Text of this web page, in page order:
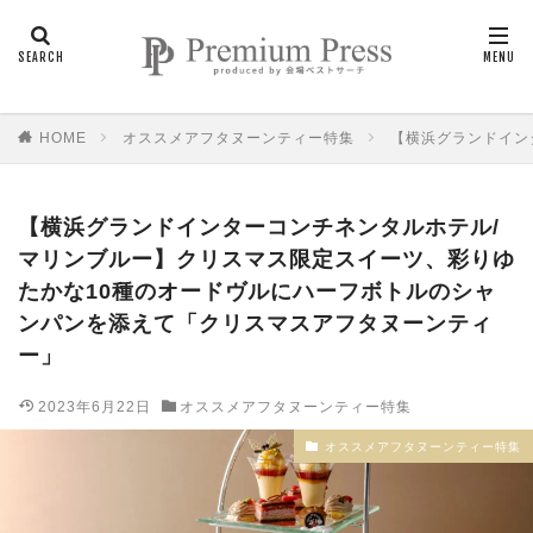
HOME オススメアフタヌーンティー特集 【横浜グランドイ
【横浜グランドインターコンチネンタルホテル/
マリンブルー】クリスマス限定スイーツ、彩りゆ
たかな10種のオードヴルにハーフボトルのシャ
ンパンを添えて「クリスマスアフタヌーンティ
ー」
2023年6月22日 オススメアフタヌーンティー特集
オススメアフタヌーンティー特集